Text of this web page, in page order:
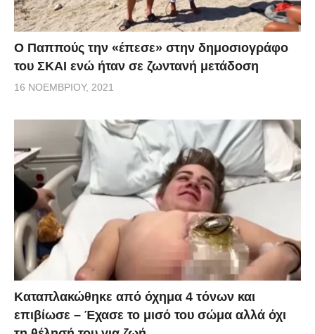
Ο Παππούς την «έπεσε» στην δημοσιογράφο
του ΣΚΑΙ ενώ ήταν σε ζωντανή μετάδοση
16 ΝΟΕΜΒΡΊΟΥ, 2021
Kαταπλακώθηκε από όχημα 4 τόνων και
επιβίωσε – Έχασε το μισό του σώμα αλλά όχι